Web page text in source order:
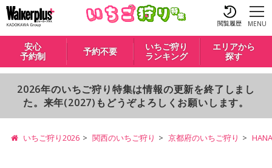
閲覧履歴 MENU
安心
予約制
予約不要
いちご狩り
ランキング
エリアから
探す
2026年のいちご狩り特集は情報の更新を終了しまし
た。来年(2027)もどうぞよろしくお願いします。
いちご狩り2026 関西のいちご狩り 京都府のいちご狩り